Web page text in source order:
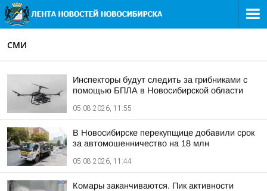
СМИ
Инспекторы будут следить за грибниками с
помощью БПЛА в Новосибирской области
05.08.2026, 11:55
В Новосибирске перекупщице добавили срок
за автомошенничество на 18 млн
05.08.2026, 11:44
Комары заканчиваются. Пик активности